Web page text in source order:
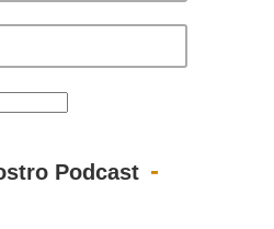
Podcast